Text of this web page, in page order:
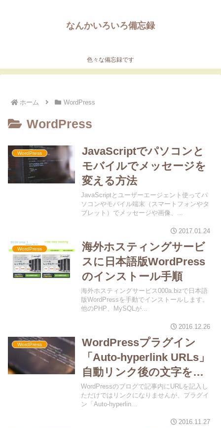
なんかいろいろ備忘録
色々な備忘録です
ホーム WordPress
WordPress
WordPress
JavaScriptでパソコンと
モバイルでメッセージを
変える方法
JavaScriptとユーザーエージェント使ってパ
ソコンやモバイル端末（スマートフォンやタ
ブレット）でメッセージや画像、...
2017.01.24
WordPress
海外ホスティングサービ
スに日本語版WordPress
のインストール手順
海外ホスティングサービス000a.bizで日本語
版WordPressを手動でインストールします。
他のPHP、MySQLが...
2016.12.26
WordPress
WordPressプラグイン
「Auto-hyperlink URLs」
自動リンク後の文字を置
き換る
WordPressのブログで記事内にURLを記入し
ただけではリンクになりませんが、プラグイ
ン「Auto-hyperlin...
2016.11.27